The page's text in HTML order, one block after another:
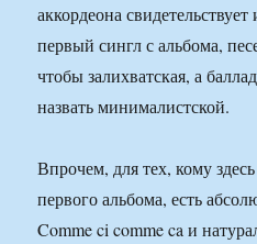
аккордеона
первый сингл с альбома,
чтобы залихватская, а
назвать минималистской.
Впрочем, для тех, кому
первого альбома, есть
Comme ci comme ca и